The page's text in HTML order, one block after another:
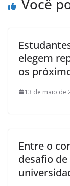
Você
elegem
os
13 de maio de
Entre o
desafio